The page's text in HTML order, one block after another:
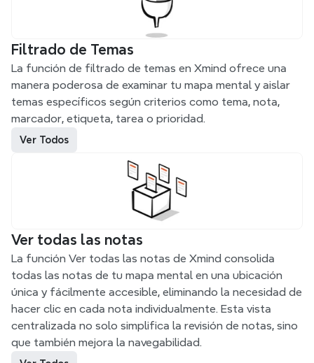
Filtrado de Temas
La función de filtrado de temas en Xmind ofrece una
manera poderosa de examinar tu mapa mental y aislar
temas específicos según criterios como tema, nota,
marcador, etiqueta, tarea o prioridad.
Ver Todos
Ver todas las notas
La función Ver todas las notas de Xmind consolida
todas las notas de tu mapa mental en una ubicación
única y fácilmente accesible, eliminando la necesidad de
hacer clic en cada nota individualmente. Esta vista
centralizada no solo simplifica la revisión de notas, sino
que también mejora la navegabilidad.